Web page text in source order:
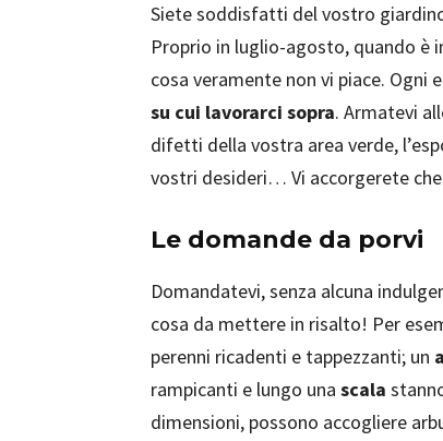
Siete soddisfatti del vostro
Proprio in luglio-agosto, quando è
cosa veramente non vi piace.
su cui lavorarci sopra. Armatevi
difetti della vostra area verde,
vostri desideri… Vi accorgerete
Le domande da porvi
Domandatevi, senza alcuna
cosa da mettere in risalto! Per
perenni ricadenti e tappezzanti; un
rampicanti e lungo una scala
dimensioni, possono accogliere